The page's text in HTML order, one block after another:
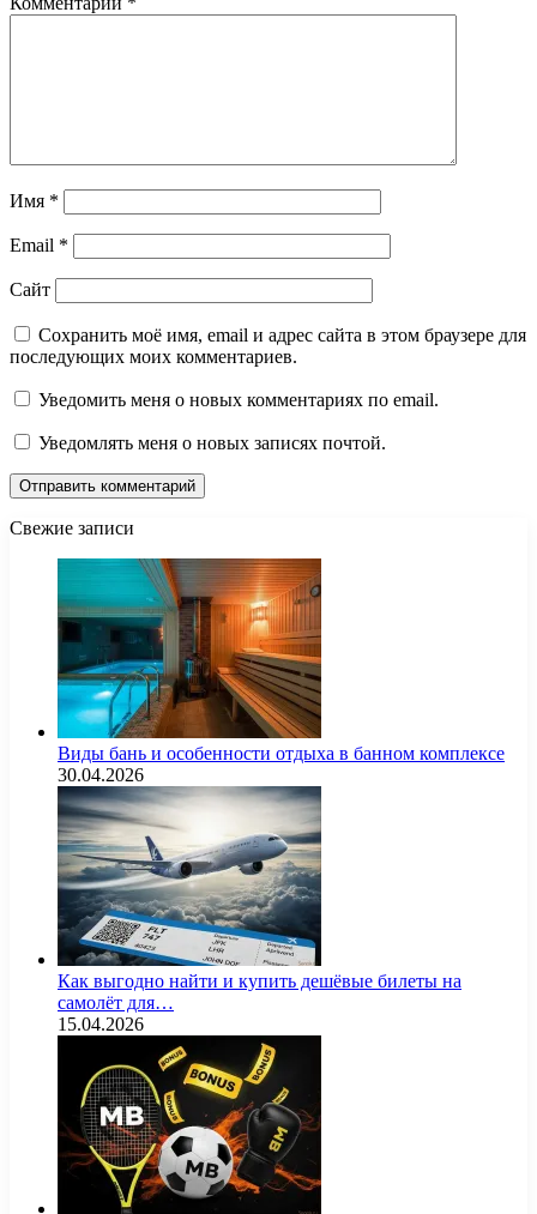
Имя *
Email *
Сайт
Сохранить моё имя, email и адрес сайта в этом браузере для
последующих моих комментариев.
Уведомить меня о новых комментариях по email.
Уведомлять меня о новых записях почтой.
Свежие записи
Виды бань и особенности отдыха в банном комплексе
30.04.2026
Как выгодно найти и купить дешёвые билеты на
самолёт для…
15.04.2026